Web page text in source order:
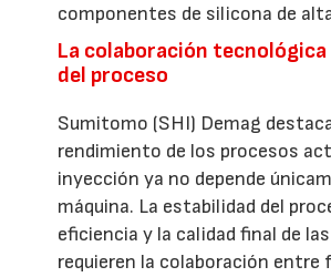
componentes de silicona de
La colaboración tecnológica
del proceso
Sumitomo (SHI) Demag
rendimiento de los procesos
inyección ya no depende
máquina. La estabilidad del
eficiencia y la calidad final de
requieren la colaboración entre